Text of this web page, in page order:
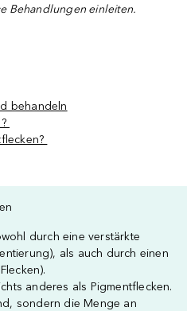
Behandlungen einleiten.
behandeln
durch eine verstärkte
als auch durch einen
anderes als Pigmentflecken.
sondern die Menge an